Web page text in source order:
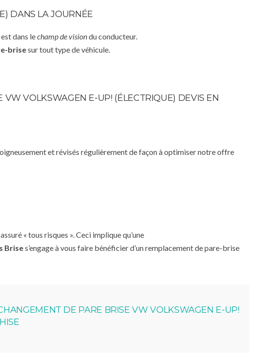
DANS LA JOURNÉE
dans lechamp de visiondu conducteur.
brisesur tout type de véhicule.
VW VOLKSWAGEN E-UP! (ÉLECTRIQUE) DEVIS EN
et révisés régulièrement de façon à optimiser notre offre
« tous risques ». Ceci implique qu’une
Brises’engage à vous faire bénéficier d’un remplacement de pare-brise
DE PARE BRISE VW VOLKSWAGEN E-UP!